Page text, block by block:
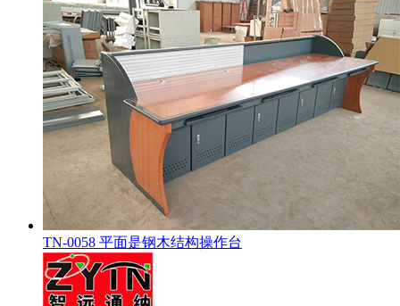
TN-0058 平面是钢木结构操作台